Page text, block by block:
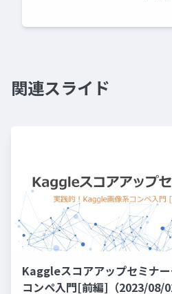
関連スライド
Kaggleスコアアップセミナ
コンペ入門[前編]（2023/08/